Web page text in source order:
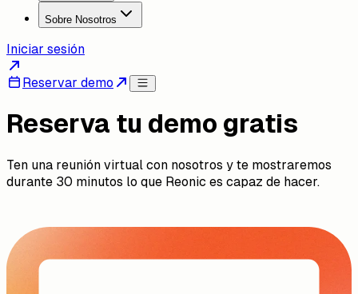
Sobre Nosotros
Iniciar sesión
Reservar demo
Reserva tu demo gratis
Ten una reunión virtual con nosotros y te mostraremos
durante 30 minutos lo que Reonic es capaz de hacer.